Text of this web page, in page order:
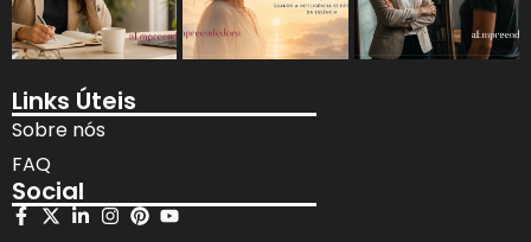
Links Úteis
Sobre nós
FAQ
Social